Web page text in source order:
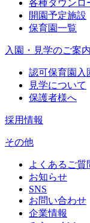
各種ダウンロ
開園予定施設
保育園一覧
入園・見学のご案内
認可保育園入
見学について
保護者様へ
採用情報
その他
よくあるご質
お知らせ
SNS
お問い合わせ
企業情報